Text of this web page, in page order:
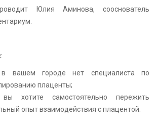
Юлия Аминова, сооснователь
вашем городе нет специалиста по
плаценты;
хотите самостоятельно пережить
опыт взаимодействия с плацентой.